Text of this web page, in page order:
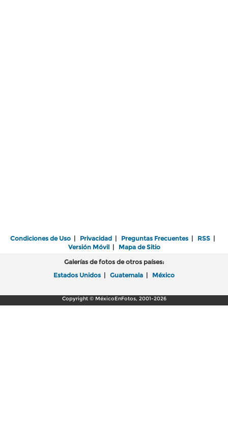
Condiciones de Uso | Privacidad | Preguntas Frecuentes | RSS |
Versión Móvil| Mapa de Sitio
Galerías de fotos de otros países:
Estados Unidos | Guatemala | México
Copyright © MéxicoEnFotos, 2001-2026